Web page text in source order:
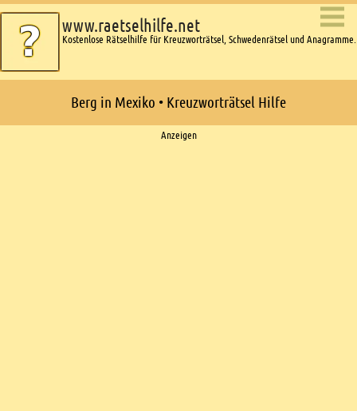
www.raetselhilfe.net
Kostenlose Rätselhilfe für Kreuzworträtsel, Schwedenrätsel und Anagramme.
Berg in Mexiko • Kreuzworträtsel Hilfe
Anzeigen